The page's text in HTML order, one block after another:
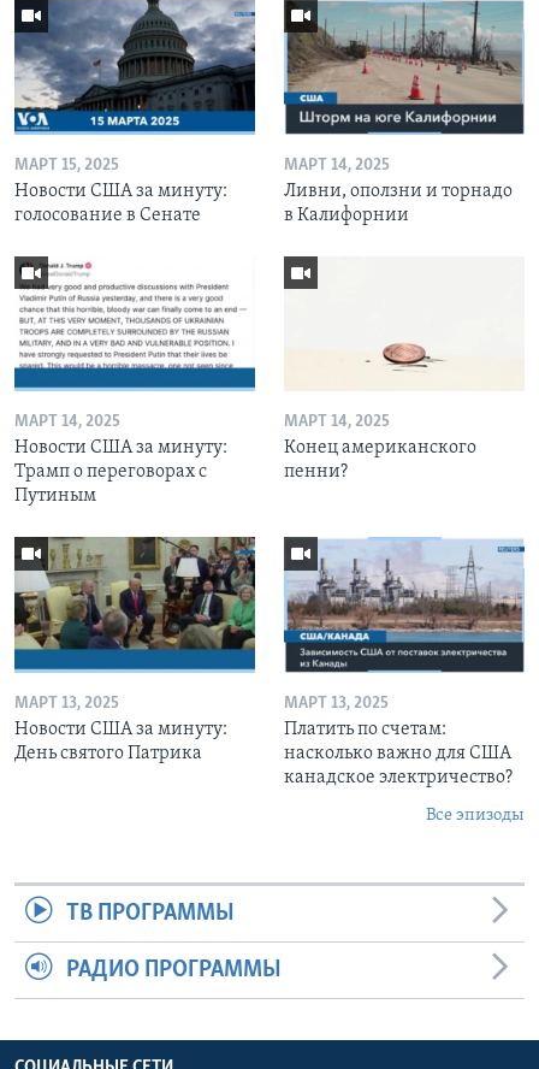
МАРТ 15, 2025
Новости США за минуту:
голосование в Сенате
МАРТ 14, 2025
Ливни, оползни и торнадо
в Калифорнии
МАРТ 14, 2025
Новости США за минуту:
Трамп о переговорах с
Путиным
МАРТ 14, 2025
Конец американского
пенни?
МАРТ 13, 2025
Новости США за минуту:
День святого Патрика
МАРТ 13, 2025
Платить по счетам:
насколько важно для США
канадское электричество?
Все эпизоды
ТВ ПРОГРАММЫ
РАДИО ПРОГРАММЫ